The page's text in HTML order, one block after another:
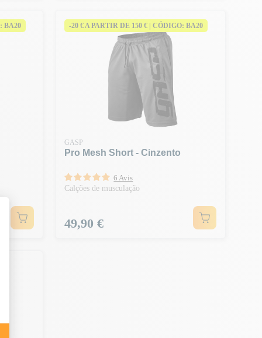
BA20 -20 € A PARTIR DE 150 € | CÓDIGO: BA20
GASP
Pro Mesh Short - Cinzento
6 Avis
Calções de musculação
Preço
49,90 €